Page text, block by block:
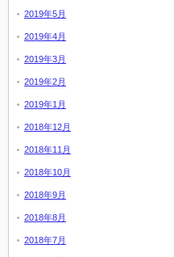
2019年5月
2019年4月
2019年3月
2019年2月
2019年1月
2018年12月
2018年11月
2018年10月
2018年9月
2018年8月
2018年7月